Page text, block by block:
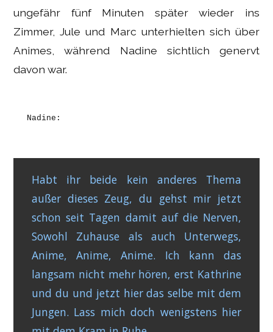
ungefähr fünf Minuten später wieder ins
Zimmer, Jule und Marc unterhielten sich über
Animes, während Nadine sichtlich genervt
davon war.
Nadine:
Habt ihr beide kein anderes Thema
außer dieses Zeug, du gehst mir jetzt
schon seit Tagen damit auf die Nerven,
Sowohl Zuhause als auch Unterwegs,
Anime, Anime, Anime. Ich kann das
langsam nicht mehr hören, erst Kathrine
und du und jetzt hier das selbe mit dem
Jungen. Lass mich doch wenigstens hier